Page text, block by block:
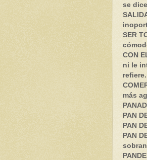
se
SER
CON
ni le
refiere.
más
PAN
PAN
PAN